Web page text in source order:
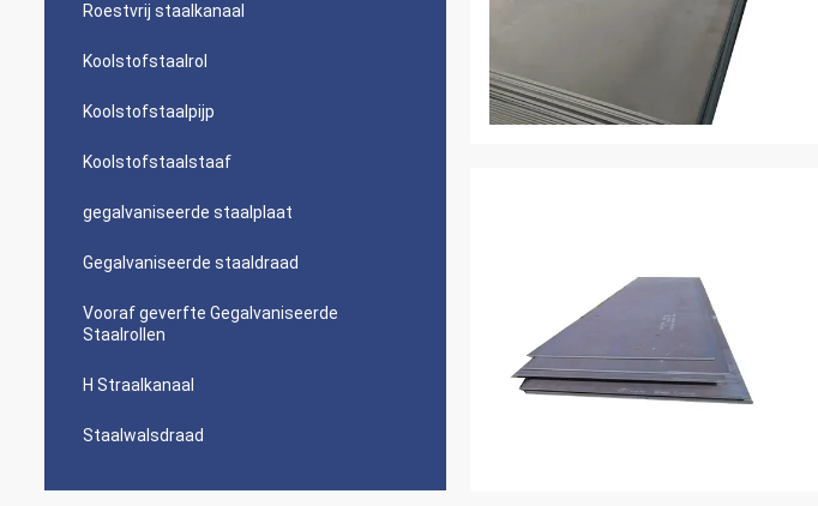
Roestvrij staalkanaal
Koolstofstaalrol
Koolstofstaalpijp
Koolstofstaalstaaf
gegalvaniseerde staalplaat
Gegalvaniseerde staaldraad
Vooraf geverfte Gegalvaniseerde
Staalrollen
H Straalkanaal
Staalwalsdraad